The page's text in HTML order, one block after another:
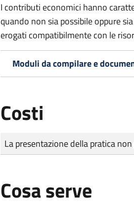
I contributi economici hanno
quando non sia possibile oppure
erogati compatibilmente con le
Moduli da compilare e
Costi
Tipo di pagamento
Importo
La presentazione della pratica
Cosa serve